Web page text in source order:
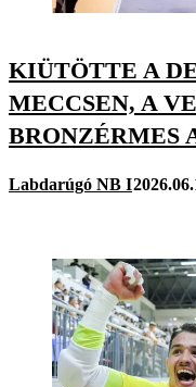
KIÜTÖTTE A
MECCSEN, A
BRONZÉRMES
Labdarúgó NB I